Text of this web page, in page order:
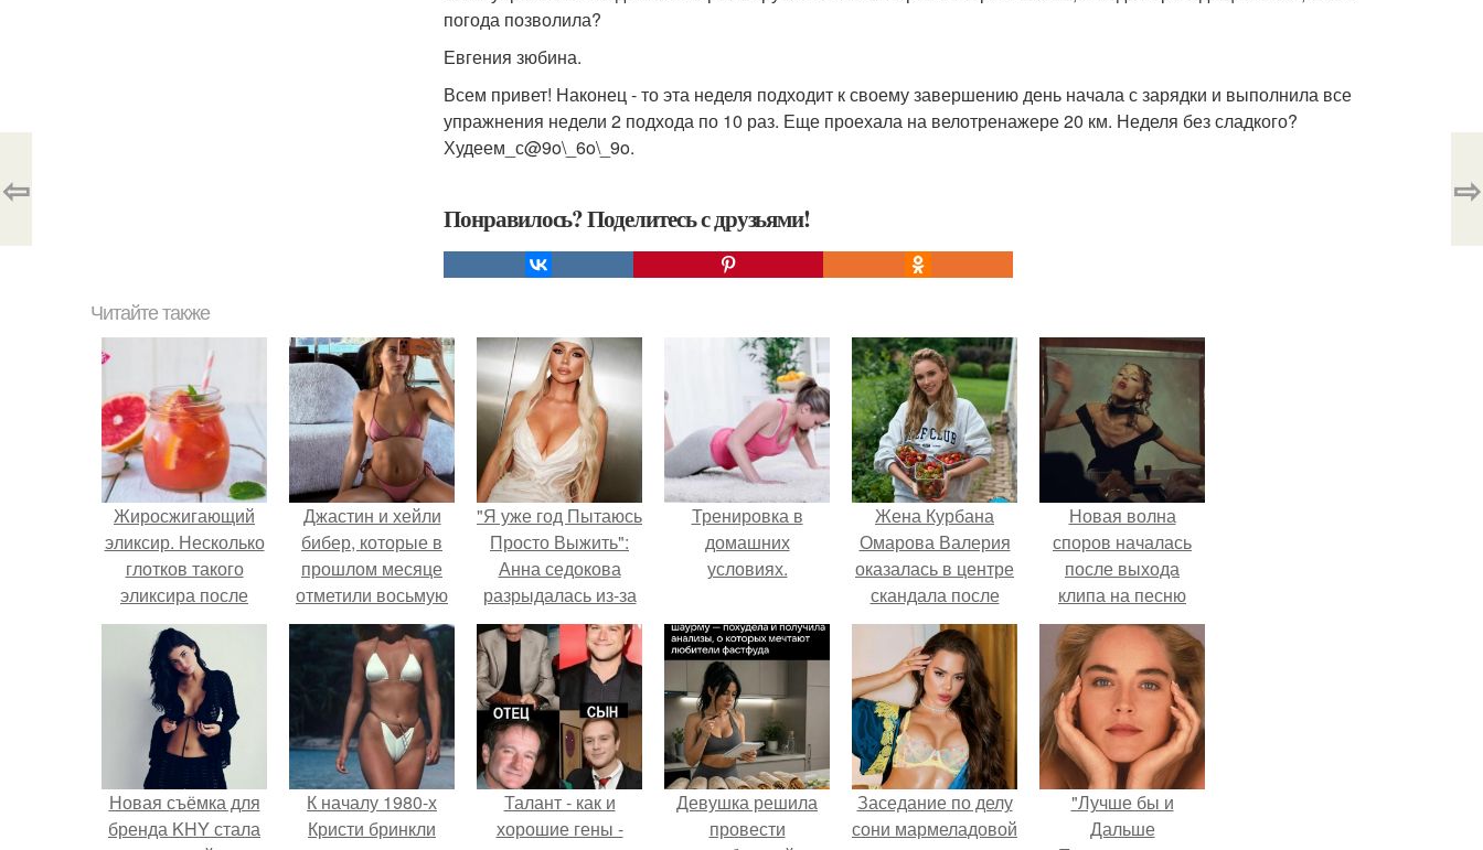
погода позволила?
Евгения зюбина.
Всем привет! Наконец - то эта неделя подходит к своему завершению день начала с зарядки и выполнила все
упражнения недели 2 подхода по 10 раз. Еще проехала на велотренажере 20 км. Неделя без сладкого?
Худеем_с@9o\_6o\_9o.
Понравилось? Поделитесь с друзьями!
⇦ ⇨
Читайте также
Жиросжигающий
эликсир. Несколько
глотков такого
эликсира после
обеда способны
ускорить сжигание
калорий,
полученных во
время еды.
Джастин и хейли
бибер, которые в
прошлом месяце
отметили восьмую
годовщину
помолвки, показали
новые фото с
совместного
отдыха.
"Я уже год Пытаюсь
Просто Выжить":
Анна седокова
разрыдалась из-за
жесткой травли и
проклятий в сети.
Тренировка в
домашних
условиях.
Жена Курбана
Омарова Валерия
оказалась в центре
скандала после
визита блогера
Марины ильиной в
её
косметологическую
клинику.
Новая волна
споров началась
после выхода
клипа на песню
Petal.
Новая съёмка для
бренда KHY стала
К началу 1980-х
Кристи бринкли
Талант - как и
хорошие гены -
Девушка решила
провести
Заседание по делу
сони мармеладовой
"Лучше бы и
Дальше